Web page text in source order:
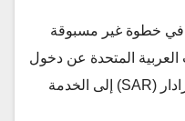
في خطوة غير مسبوقة
العربية المتحدة عن دخول
أول قمر صناعي إماراتي بتقنية الرادار (SAR) إلى الخدمة